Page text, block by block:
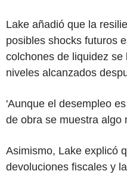
Lake añadió que la
posibles shocks futuros
colchones de liquidez
niveles alcanzados
'Aunque el desempleo
de obra se muestra algo
Asimismo, Lake explicó
devoluciones fiscales y